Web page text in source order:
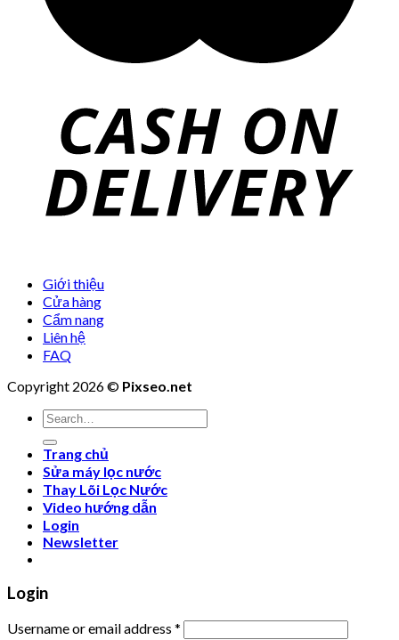
Giới thiệu
Cửa hàng
Cẩm nang
Liên hệ
FAQ
Copyright 2026 © Pixseo.net
Search
for:
Trang chủ
Sửa máy lọc nước
Thay Lõi Lọc Nước
Video hướng dẫn
Login
Newsletter
Login
Username or email address *